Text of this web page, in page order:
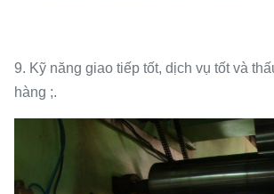
9. Kỹ năng giao tiếp tốt, dịch vụ tốt và
hàng ;.